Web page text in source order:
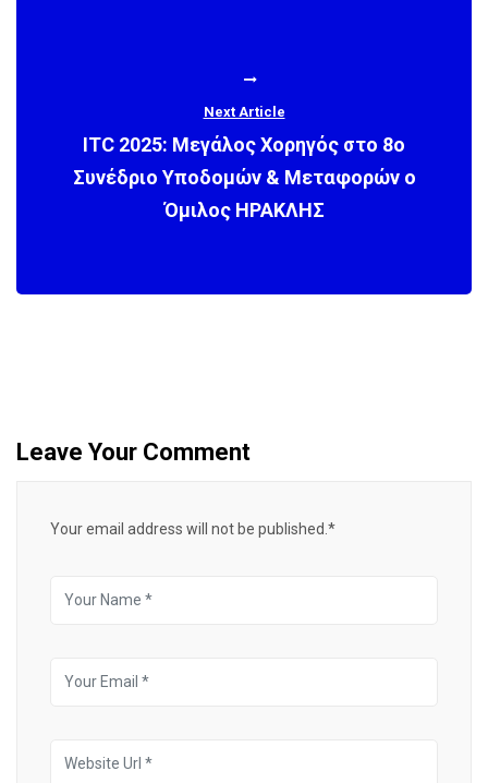
Next Article
ITC 2025: Μεγάλος Χορηγός στο 8ο
Συνέδριο Υποδομών & Μεταφορών ο
Όμιλος ΗΡΑΚΛΗΣ
Leave Your Comment
Your email address will not be published.*